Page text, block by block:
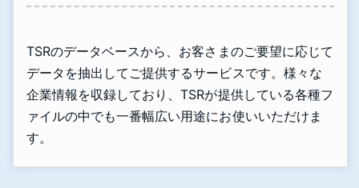
TSRのデータベースから、お客さまのご要望に応じて
データを抽出してご提供するサービスです。様々な
企業情報を収録しており、TSRが提供している各種フ
ァイルの中でも一番幅広い用途にお使いいただけま
す。